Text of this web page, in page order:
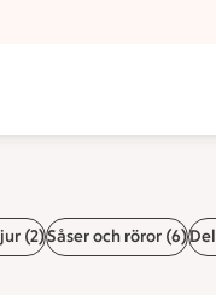
(2)Såser och röror (6)